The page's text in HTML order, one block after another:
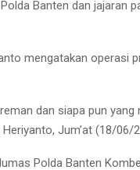
Banten dan jajaran
mengatakan
dan siapa pun
Jum’at (18/06/
Polda Banten